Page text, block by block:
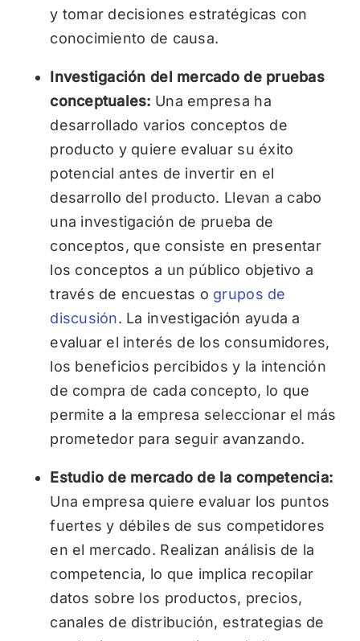
y tomar decisiones estratégicas con
conocimiento de causa.
Investigación del mercado de pruebas
conceptuales: Una empresa ha
desarrollado varios conceptos de
producto y quiere evaluar su éxito
potencial antes de invertir en el
desarrollo del producto. Llevan a cabo
una investigación de prueba de
conceptos, que consiste en presentar
los conceptos a un público objetivo a
través de encuestas o grupos de
discusión. La investigación ayuda a
evaluar el interés de los consumidores,
los beneficios percibidos y la intención
de compra de cada concepto, lo que
permite a la empresa seleccionar el más
prometedor para seguir avanzando.
Estudio de mercado de la competencia:
Una empresa quiere evaluar los puntos
fuertes y débiles de sus competidores
en el mercado. Realizan análisis de la
competencia, lo que implica recopilar
datos sobre los productos, precios,
canales de distribución, estrategias de